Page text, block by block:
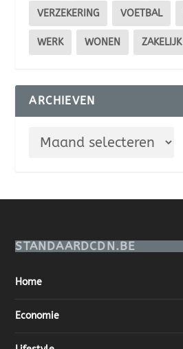
VERZEKERING VOETBAL
WERK WONEN ZAKELIJK
ARCHIEVEN
STANDAARDCDN.BE
Home
Economie